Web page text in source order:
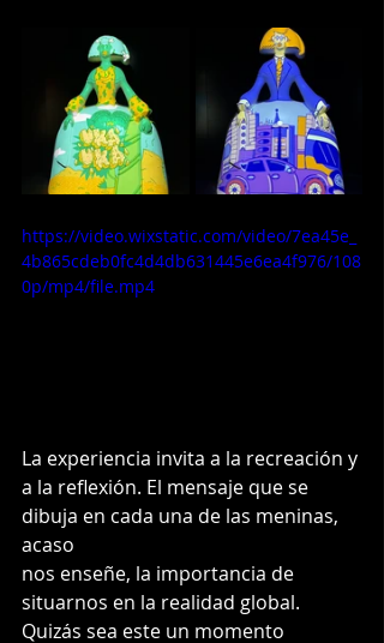
https://video.wixstatic.com/video/7ea45e_
4b865cdeb0fc4d4db631445e6ea4f976/108
0p/mp4/file.mp4
La experiencia invita a la recreación y
a la reflexión. El mensaje que se
dibuja en cada una de las meninas,
acaso
nos enseñe, la importancia de
situarnos en la realidad global.
Quizás sea este un momento